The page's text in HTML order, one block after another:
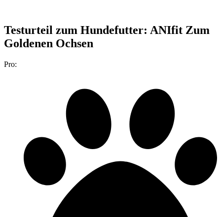
Testurteil zum Hundefutter: ANIfit Zum
Goldenen Ochsen
Pro: